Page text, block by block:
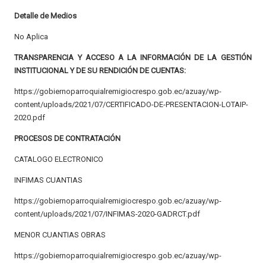
Detalle de Medios
No Aplica
TRANSPARENCIA Y ACCESO A LA INFORMACIÓN DE LA GESTIÓN
INSTITUCIONAL Y DE SU RENDICIÓN DE CUENTAS:
https://gobiernoparroquialremigiocrespo.gob.ec/azuay/wp-
content/uploads/2021/07/CERTIFICADO-DE-PRESENTACION-LOTAIP-
2020.pdf
PROCESOS DE CONTRATACIÓN
CATALOGO ELECTRONICO
INFIMAS CUANTIAS
https://gobiernoparroquialremigiocrespo.gob.ec/azuay/wp-
content/uploads/2021/07/INFIMAS-2020-GADRCT.pdf
MENOR CUANTIAS OBRAS
https://gobiernoparroquialremigiocrespo.gob.ec/azuay/wp-